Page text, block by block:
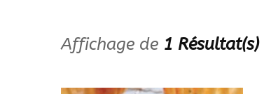
Affichage de 1 Résultat(s)